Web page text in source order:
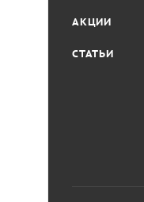
АКЦИИ
СТАТЬИ